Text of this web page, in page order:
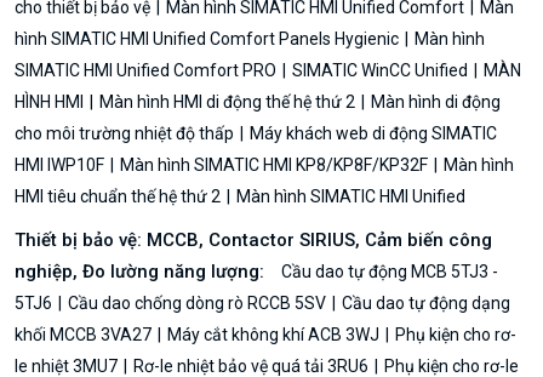
cho thiết bị bảo vệ
Màn hình SIMATIC HMI Unified Comfort
Màn
hình SIMATIC HMI Unified Comfort Panels Hygienic
Màn hình
SIMATIC HMI Unified Comfort PRO
SIMATIC WinCC Unified
MÀN
HÌNH HMI
Màn hình HMI di động thế hệ thứ 2
Màn hình di động
cho môi trường nhiệt độ thấp
Máy khách web di động SIMATIC
HMI IWP10F
Màn hình SIMATIC HMI KP8/KP8F/KP32F
Màn hình
HMI tiêu chuẩn thế hệ thứ 2
Màn hình SIMATIC HMI Unified
Thiết bị bảo vệ: MCCB, Contactor SIRIUS, Cảm biến công
nghiệp, Đo lường năng lượng:
Cầu dao tự động MCB 5TJ3 -
5TJ6
Cầu dao chống dòng rò RCCB 5SV
Cầu dao tự động dạng
khối MCCB 3VA27
Máy cắt không khí ACB 3WJ
Phụ kiện cho rơ-
le nhiệt 3MU7
Rơ-le nhiệt bảo vệ quá tải 3RU6
Phụ kiện cho rơ-le